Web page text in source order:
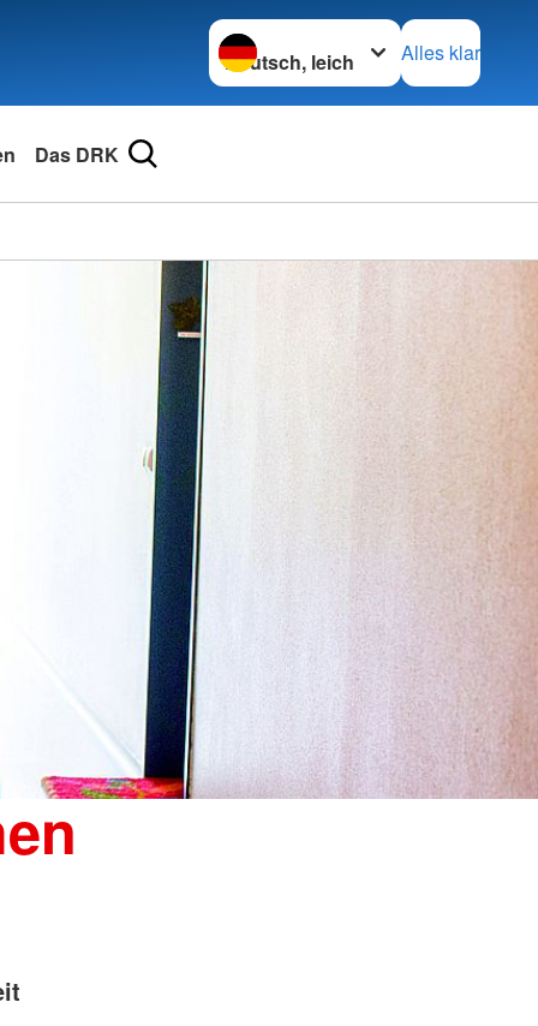
Sprache wechseln zu
Alles klar
Das DRK